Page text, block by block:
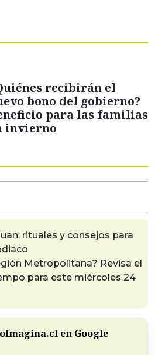
recibirán el
bono del gobierno?
para las familias
invierno
rituales y consejos para
Metropolitana? Revisa el
para este miércoles 24
en Google